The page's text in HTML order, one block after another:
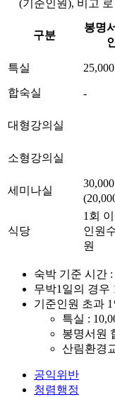
(기준인원), 비고
구분
봉명
특실
합숙실 -
대형강의실
소형강의실
세미나실
식당
1회
인원
원
숙박 기준 시간 :
무박1일의 경우
기준인원 초과
특실 :
봉명서원
산림환경
공익위반
청렴행정